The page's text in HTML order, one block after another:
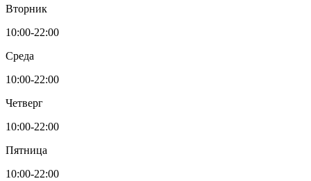
Вторник
10:00-22:00
Среда
10:00-22:00
Четверг
10:00-22:00
Пятница
10:00-22:00